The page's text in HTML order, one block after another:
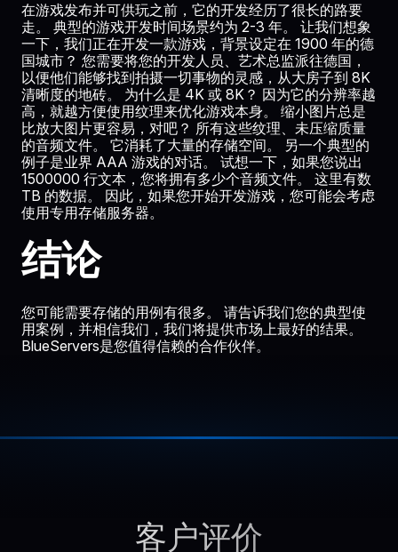
在游戏发布并可供玩之前，它的开发经历了很长的路要
走。 典型的游戏开发时间场景约为 2-3 年。 让我们想象
一下，我们正在开发一款游戏，背景设定在 1900 年的德
国城市？ 您需要将您的开发人员、艺术总监派往德国，
以便他们能够找到拍摄一切事物的灵感，从大房子到 8K
清晰度的地砖。 为什么是 4K 或 8K？ 因为它的分辨率越
高，就越方便使用纹理来优化游戏本身。 缩小图片总是
比放大图片更容易，对吧？ 所有这些纹理、未压缩质量
的音频文件。 它消耗了大量的存储空间。 另一个典型的
例子是业界 AAA 游戏的对话。 试想一下，如果您说出
1500000 行文本，您将拥有多少个音频文件。 这里有数
TB 的数据。 因此，如果您开始开发游戏，您可能会考虑
使用专用存储服务器。
结论
您可能需要存储的用例有很多。 请告诉我们您的典型使
用案例，并相信我们，我们将提供市场上最好的结果。
BlueServers是您值得信赖的合作伙伴。
客户评价